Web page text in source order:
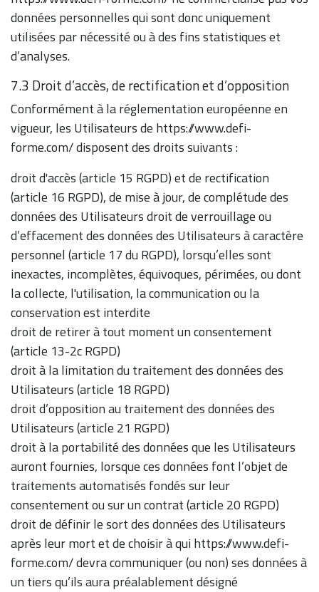
données personnelles qui sont donc uniquement
utilisées par nécessité ou à des fins statistiques et
d’analyses.
7.3 Droit d’accès, de rectification et d’opposition
Conformément à la réglementation européenne en
vigueur, les Utilisateurs de https://www.defi-
forme.com/ disposent des droits suivants :
droit d'accès (article 15 RGPD) et de rectification
(article 16 RGPD), de mise à jour, de complétude des
données des Utilisateurs droit de verrouillage ou
d’effacement des données des Utilisateurs à caractère
personnel (article 17 du RGPD), lorsqu’elles sont
inexactes, incomplètes, équivoques, périmées, ou dont
la collecte, l'utilisation, la communication ou la
conservation est interdite
droit de retirer à tout moment un consentement
(article 13-2c RGPD)
droit à la limitation du traitement des données des
Utilisateurs (article 18 RGPD)
droit d’opposition au traitement des données des
Utilisateurs (article 21 RGPD)
droit à la portabilité des données que les Utilisateurs
auront fournies, lorsque ces données font l’objet de
traitements automatisés fondés sur leur
consentement ou sur un contrat (article 20 RGPD)
droit de définir le sort des données des Utilisateurs
après leur mort et de choisir à qui https://www.defi-
forme.com/ devra communiquer (ou non) ses données à
un tiers qu’ils aura préalablement désigné